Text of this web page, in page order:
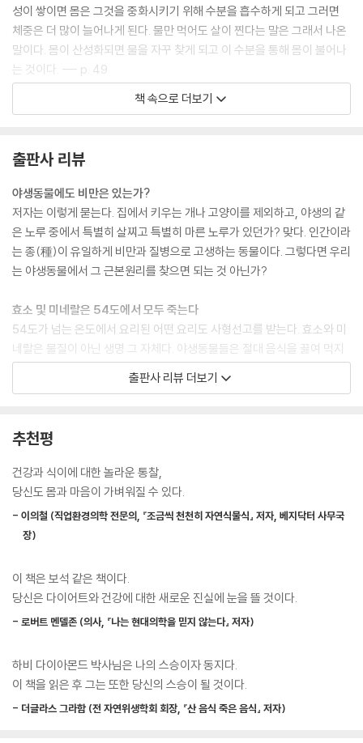
성이 쌓이면 몸은 그것을 중화시키기 위해 수분을 흡수하게 되고 그러면
체중은 더 많이 늘어나게 된다. 물만 먹어도 살이 찐다는 말은 그래서 나온
말이다. 몸이 산성화되면 물을 자꾸 찾게 되고 이 수분을 통해 몸이 불어나
는 것이다. --- p. 49
단백질이 많은 음식은 다른 어떤 음식보다 소화과정에 더 많은 에너지가
를 먹으면 그 시간은 2배 이상 걸린 다. 따라서 논리적으로 더 많은 단백질
을 먹으면, 독성 노폐물을 제거하는 등의 다른 기능을 수행하는 데 사용할
에너지가 그만큼 더 줄어든다. 단백질을 분해하는 데 너무 많은 에너지를
썼기 때문이다. --- p. 150
코끼리나 들소처럼 힘이 센 동물들은 식물의 생명을 먹음으로써 섭취한 풍
는 다른 육식동물을 먹지 않는다. 사자를 잡아먹는 호랑이는 없다. 하이에
나와 사자가 초원에서 결투한 다음 그 승자가 패자의 시체를 먹는 장면을
본 적이 있는가? 그들은 본능적으로 식물을 먹는 동물들을 먹는다. --- p.
156
미국에서는 수십억 달러에 달하는 과잉 생산된 유제품 재고를 줄이기 위
있다. 미국인의 건강을 위한 캠페인으로 보인다. 그러나 사실 광고 캠페인
식품업자와 농축산업자와 미디어의 합작품에 불과한 것이다. 당신은 이미
눈치를 채고 있었으리라고 믿는다.--- p. 180
그렇다면 얼룩말이 기린의 젖을 먹고 자라는 모습을 본 적이 있는 가? 말의
이를 본 적이 있는가? 그렇다면 암소의 젖을 먹고 자란 인간을 본 적은 있
는가? 앞의 세 가지는 보지 못했지만 뒤의 한 가지는 보았을 것이다. 사실
이 네 가지 모두 똑같이 말도 안 되는데도 말이다. --- p. 183
의 점액 형성’이다. 유제품은 우리 인간의 소화기관에 점액을 만들어 소화
를 매우 느리게 한다. 절대 필요한 소화에너지가 항상 탕 진된다. 이 상황은
반드시 해결되어야 한다. 몸에 지나치게 점액이 형성되면 체중감소는 2배,
책 속으로 더보기
출판사 리뷰
야생동물에도 비만은 있는가?
저자는 이렇게 묻는다. 집에서 키우는 개나 고양이를 제외하고, 야생의 같
은 노루 중에서 특별히 살찌고 특별히 마른 노루가 있던가? 맞다. 인간이라
는 종(種)이 유일하게 비만과 질병으로 고생하는 동물이다. 그렇다면 우리
는 야생동물에서 그 근본원리를 찾으면 되는 것 아닌가?
효소 및 미네랄은 54도에서 모두 죽는다
54도가 넘는 온도에서 요리된 어떤 요리도 사형선고를 받는다. 효소와 미
네랄은 물질이 아닌 생명 그 자체다. 야생동물들은 절대 음식을 끓여 먹지
않는다. 수분과 효소와 미네랄이 풍부한 산 음식을 먹는다. 당연히 매일 2L
씩 마실 필요도 없으며 소금을 먹을 필요도 없다. 당연히 고혈압도 당뇨병
비만과 질병의 원인은 독성 노폐물 때문
오늘 처리하지 못한 음식물은 노폐물이 된다. 그 노폐물은 지방으로 저장
답은 나와 있다. 비만이다. 그렇다면 비만을 제거하는 방법은? 독자들도 맞
출 수 있다. 바로 오늘 노폐물을 오늘 처리하는 것이다.
다람쥐를 보면 먹고 싶은가?
사과를 보면 먹고 싶은가? 그렇다. 그렇다면 다람쥐를 보면 먹고 싶은가?
아니다. 그렇기 때문에 인간은 원래 채식동물이라는 것이다. 저자는 인간
과, 어떤 예외도 없이 700만년 전의 호모 사피엔스부터 현생인류까지 모
든 치아가 과일을 먹은 치아라는 것이다.
평생 동굴 속 콘크리트 밑에 파묻혀 있다가 구조된 느낌이다.
출판사 리뷰 더보기
추천평
건강과 식이에 대한 놀라운 통찰,
당신도 몸과 마음이 가벼워질 수 있다.
- 이의철 (직업환경의학 전문의, 『조금씩 천천히 자연식물식』 저자, 베지닥터 사무국
장)
이 책은 보석 같은 책이다.
당신은 다이어트와 건강에 대한 새로운 진실에 눈을 뜰 것이다.
- 로버트 멘델존 (의사, 『나는 현대의학을 믿지 않는다』 저자)
하비 다이아몬드 박사님은 나의 스승이자 동지다.
이 책을 읽은 후 그는 또한 당신의 스승이 될 것이다.
- 더글라스 그라함 (전 자연위생학회 회장, 『산 음식 죽은 음식』 저자)